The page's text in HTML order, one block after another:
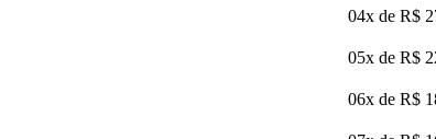
04x de R$
05x de R$
06x de R$